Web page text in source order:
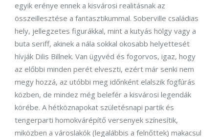
egyik erénye ennek a kisvárosi realitásnak az
összeillesztése a fantasztikummal. Soberville családias
hely, jellegzetes figurákkal, mint a kutyás hölgy vagy a
buta seriff, akinek a nála sokkal okosabb helyettesét
hívják Dilis Billnek. Van ügyvéd és fogorvos, igaz, hogy
az előbbi minden perét elveszti, ezért már senki nem
megy hozzá, az utóbbi meg időnként elalszik fogfúrás
közben, de mindez még belefér a kisvárosi legendák
körébe. A hétköznapokat születésnapi partik és
tengerparti homokvárépítő versenyek színesítik,
miközben a városlakók (legalábbis a felnőttek) makacsul